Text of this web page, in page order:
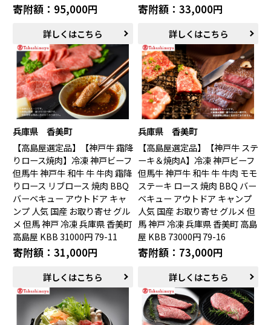
寄附額：95,000円
詳しくはこちら
寄附額：33,000円
詳しくはこちら
兵庫県 香美町
【高島屋選定品】【神戸牛 霜降
りロース焼肉】冷凍 神戸ビーフ
但馬牛 神戸牛 和牛 牛 牛肉 霜降
りロース リブロース 焼肉 BBQ
バーベキュー アウトドア キャ
ンプ 人気 国産 お取り寄せ グル
メ 但馬 神戸 冷凍 兵庫県 香美町
高島屋 KBB 31000円 79-11
寄附額：31,000円
詳しくはこちら
兵庫県 香美町
【高島屋選定品】【神戸牛 ステ
ーキ＆焼肉A】冷凍 神戸ビーフ
但馬牛 神戸牛 和牛 牛 牛肉 モモ
ステーキ ロース 焼肉 BBQ バー
ベキュー アウトドア キャンプ
人気 国産 お取り寄せ グルメ 但
馬 神戸 冷凍 兵庫県 香美町 高島
屋 KBB 73000円 79-16
寄附額：73,000円
詳しくはこちら